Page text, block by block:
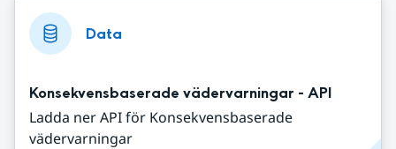
Data
Konsekvensbaserade vädervarningar - API
Ladda ner API för Konsekvensbaserade
vädervarningar